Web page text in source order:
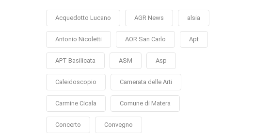
Acquedotto Lucano AGR News alsia
Antonio Nicoletti AOR San Carlo Apt
APT Basilicata ASM Asp
Caleidoscopio Camerata delle Arti
Carmine Cicala Comune di Matera
Concerto Convegno